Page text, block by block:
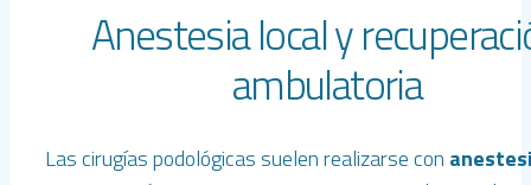
Anestesia local y
ambulatoria
Las cirugías podológicas suelen realizarse con